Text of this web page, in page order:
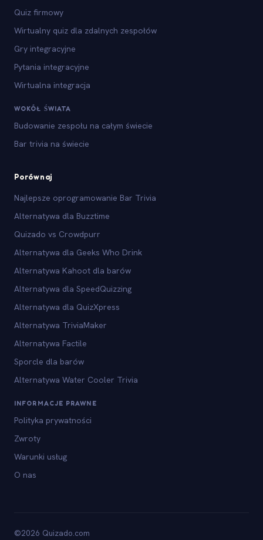
Quiz firmowy
Wirtualny quiz dla zdalnych zespołów
Gry integracyjne
Pytania integracyjne
Wirtualna integracja
WOKÓŁ ŚWIATA
Budowanie zespołu na całym świecie
Bar trivia na świecie
Porównaj
Najlepsze oprogramowanie Bar Trivia
Alternatywa dla Buzztime
Quizado vs Crowdpurr
Alternatywa dla Geeks Who Drink
Alternatywa Kahoot dla barów
Alternatywa dla SpeedQuizzing
Alternatywa dla QuizXpress
Alternatywa TriviaMaker
Alternatywa Factile
Sporcle dla barów
Alternatywa Water Cooler Trivia
INFORMACJE PRAWNE
Polityka prywatności
Zwroty
Warunki usług
O nas
©2026 Quizado.com